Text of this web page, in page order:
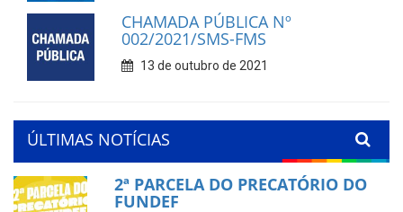
CHAMADA PÚBLICA Nº
002/2021/SMS-FMS
13 de outubro de 2021
ÚLTIMAS NOTÍCIAS
2ª PARCELA DO PRECATÓRIO DO
FUNDEF